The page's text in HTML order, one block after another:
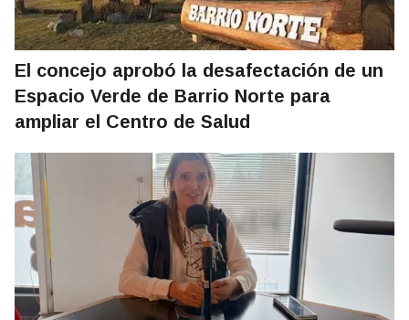
El concejo aprobó la desafectación de un
Espacio Verde de Barrio Norte para
ampliar el Centro de Salud